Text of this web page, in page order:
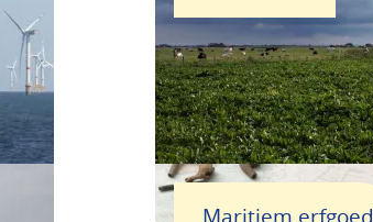
Maritiem erfgoed